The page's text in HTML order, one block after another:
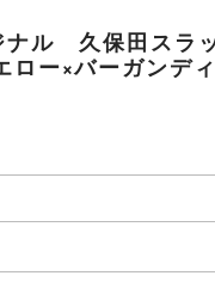
ル 久保田スラ
ー×バーガンディ